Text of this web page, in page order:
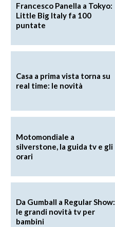
Francesco Panella a Tokyo:
Little Big Italy fa 100
puntate
Casa a prima vista torna su
real time: le novità
Motomondiale a
silverstone, la guida tv e gli
orari
Da Gumball a Regular Show:
le grandi novità tv per
bambini